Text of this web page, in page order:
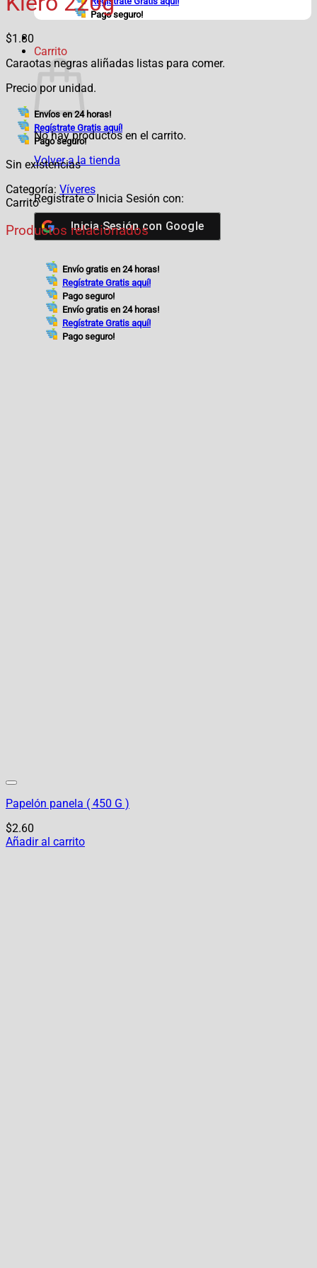
Pago seguro!
Carrito
No hay productos en el carrito.
Volver a la tienda
Registrate o Inicia Sesión con:
Inicia Sesión con Google
Envío gratis en 24 horas!
Regístrate Gratis aquí!
Pago seguro!
Envío gratis en 24 horas!
Regístrate Gratis aquí!
Pago seguro!
$1.80
Caraotas negras aliñadas listas para comer.
Precio por unidad.
Envíos en 24 horas!
Regístrate Gratis aquí!
Pago seguro!
Sin existencias
Categoría: Víveres
Carrito
Productos relacionados
Papelón panela ( 450 G )
$2.60
Añadir al carrito